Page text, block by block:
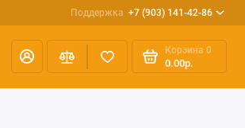
Поддержка +7 (903) 141-42-86
Корзина 0
0.00р.